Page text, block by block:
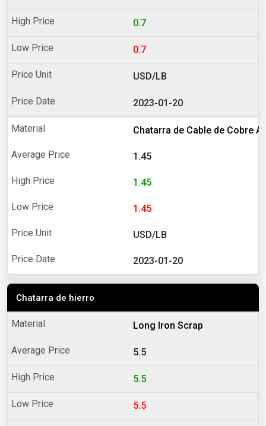
0.7
0.7
USD/LB
2023-01-20
Chatarra de Cable de Cobre
1.45
1.45
1.45
USD/LB
2023-01-20
Chatarra de hierro
Long Iron Scrap
5.5
5.5
5.5